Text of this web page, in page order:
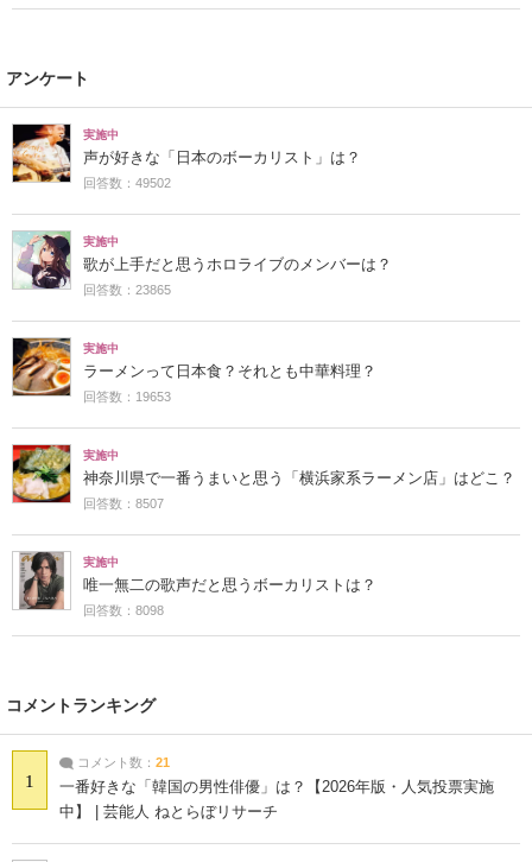
アンケート
実施中
声が好きな「日本のボーカリスト」は？
回答数：49502
実施中
歌が上手だと思うホロライブのメンバーは？
回答数：23865
実施中
ラーメンって日本食？それとも中華料理？
回答数：19653
実施中
神奈川県で一番うまいと思う「横浜家系ラーメン店」はどこ？
回答数：8507
実施中
唯一無二の歌声だと思うボーカリストは？
回答数：8098
コメントランキング
1
コメント数： 21
一番好きな「韓国の男性俳優」は？【2026年版・人気投票実施
中】 | 芸能人 ねとらぼリサーチ